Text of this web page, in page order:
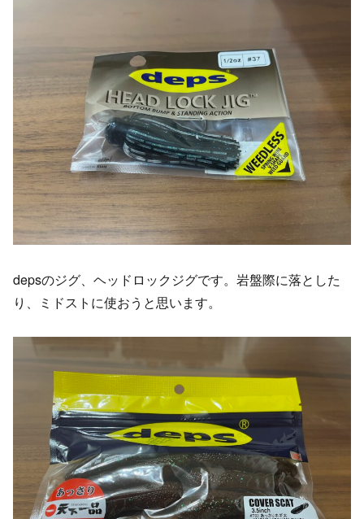
depsのジグ、ヘッドロックジグです。岩盤際に落とした
り、ミドストに使おうと思います。